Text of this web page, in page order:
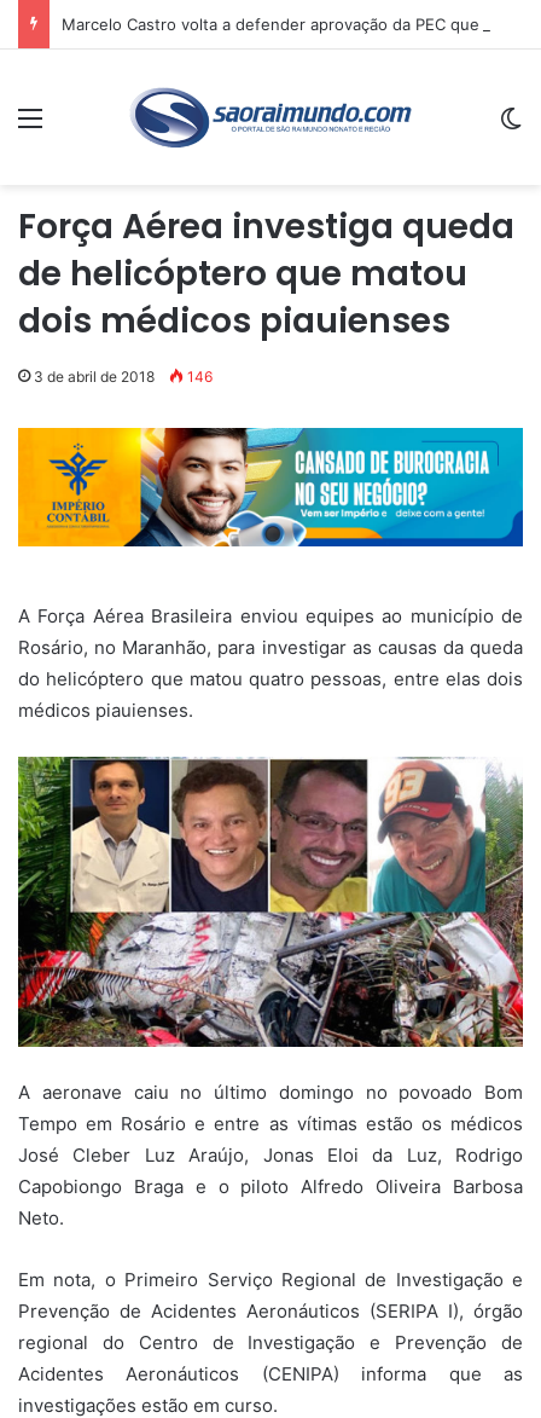
Menu
Força Aérea investiga queda
de helicóptero que matou
dois médicos piauienses
3 de abril de 2018 146
A Força Aérea Brasileira enviou equipes ao município de
Rosário, no Maranhão, para investigar as causas da queda
do helicóptero que matou quatro pessoas, entre elas dois
médicos piauienses.
A aeronave caiu no último domingo no povoado Bom
Tempo em Rosário e entre as vítimas estão os médicos
José Cleber Luz Araújo, Jonas Eloi da Luz, Rodrigo
Capobiongo Braga e o piloto Alfredo Oliveira Barbosa
Neto.
Em nota, o Primeiro Serviço Regional de Investigação e
Prevenção de Acidentes Aeronáuticos (SERIPA I), órgão
regional do Centro de Investigação e Prevenção de
Acidentes Aeronáuticos (CENIPA) informa que as
investigações estão em curso.